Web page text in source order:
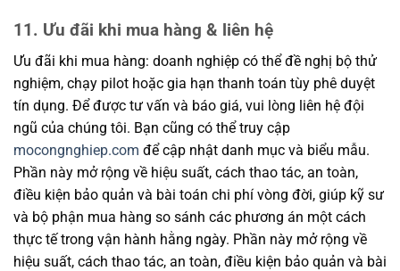
11. Ưu đãi khi mua hàng & liên hệ
Ưu đãi khi mua hàng: doanh nghiệp có thể đề nghị bộ thử
nghiệm, chạy pilot hoặc gia hạn thanh toán tùy phê duyệt
tín dụng. Để được tư vấn và báo giá, vui lòng liên hệ đội
ngũ của chúng tôi. Bạn cũng có thể truy cập
mocongnghiep.com để cập nhật danh mục và biểu mẫu.
Phần này mở rộng về hiệu suất, cách thao tác, an toàn,
điều kiện bảo quản và bài toán chi phí vòng đời, giúp kỹ sư
và bộ phận mua hàng so sánh các phương án một cách
thực tế trong vận hành hằng ngày. Phần này mở rộng về
hiệu suất, cách thao tác, an toàn, điều kiện bảo quản và bài